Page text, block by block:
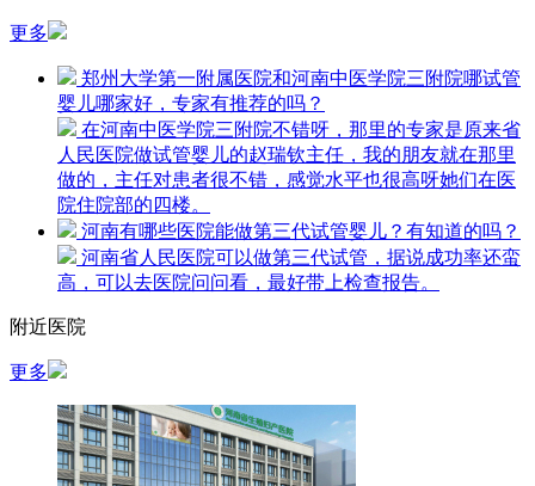
更多
郑州大学第一附属医院和河南中医学院三附院哪试管
婴儿哪家好，专家有推荐的吗？
在河南中医学院三附院不错呀，那里的专家是原来省
人民医院做试管婴儿的赵瑞钦主任，我的朋友就在那里
做的，主任对患者很不错，感觉水平也很高呀她们在医
院住院部的四楼。
河南有哪些医院能做第三代试管婴儿？有知道的吗？
河南省人民医院可以做第三代试管，据说成功率还蛮
高，可以去医院问问看，最好带上检查报告。
附近医院
更多